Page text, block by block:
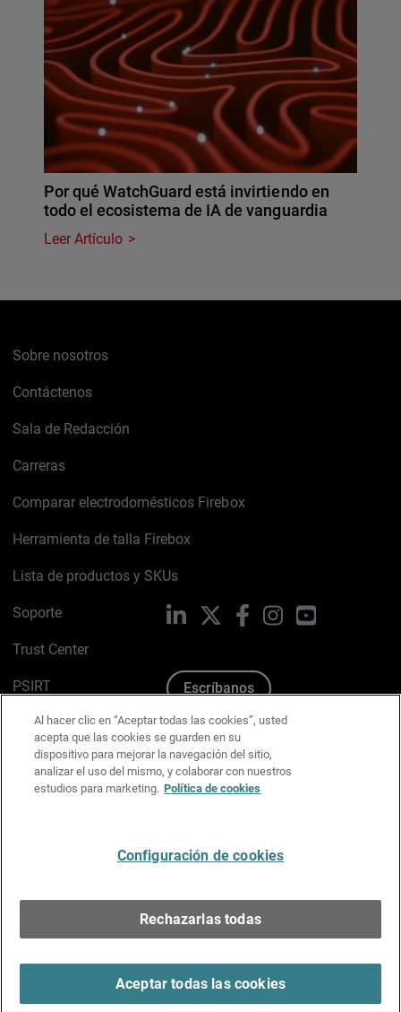
Por qué WatchGuard está invirtiendo en
todo el ecosistema de IA de vanguardia
Leer Artículo
Sobre nosotros
Contáctenos
Sala de Redacción
Carreras
Comparar electrodomésticos Firebox
Herramienta de talla Firebox
Lista de productos y SKUs
Soporte
Trust Center
PSIRT
Política de cookies
Política de privacidad
Kit de medios y marca
LinkedIn FacebookInstagramYouTube
Escríbanos
Al hacer clic en “Aceptar todas las cookies”, usted
acepta que las cookies se guarden en su
dispositivo para mejorar la navegación del sitio,
analizar el uso del mismo, y colaborar con nuestros
estudios para marketing. Política de cookies
Configuración de cookies
Rechazarlas todas
Aceptar todas las cookies